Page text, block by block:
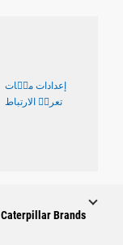
إعدادات ملٝات
تعريٝ الارتباط
Caterpillar Brands